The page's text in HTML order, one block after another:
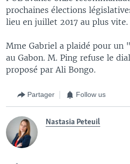
prochaines élections
lieu en juillet 2017 au plus vite.
Mme Gabriel a plaidé pour
au Gabon. M. Ping refuse le
proposé par Ali Bongo.
Partager Follow us
Nastasia Peteuil